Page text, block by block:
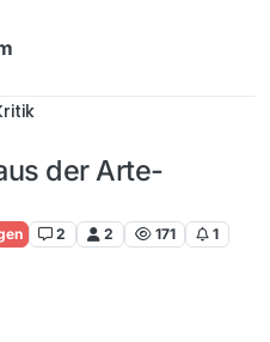
der Arte-
2 2 171 1